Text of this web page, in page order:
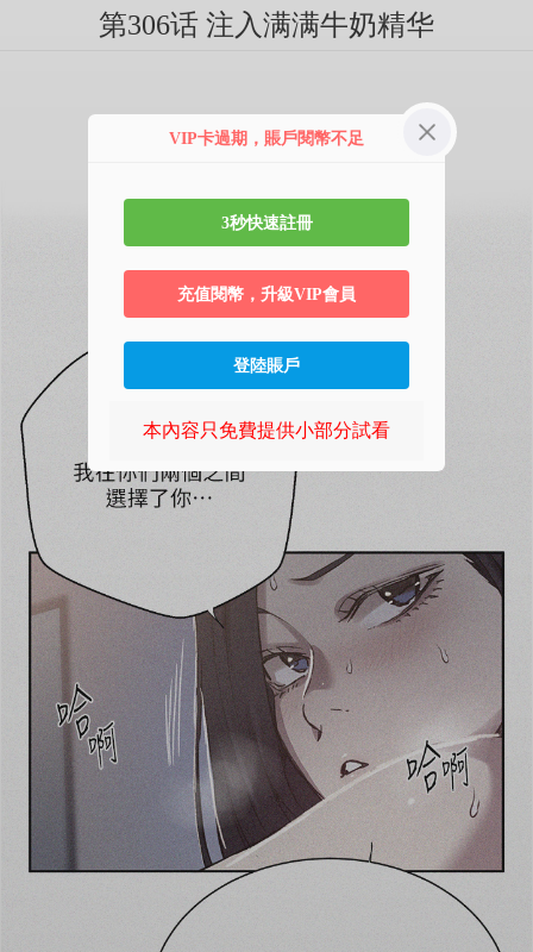
第306话 注入满满牛奶精华
VIP卡過期，賬戶閱幣不足
3秒快速註冊
充值閱幣，升級VIP會員
登陸賬戶
本內容只免費提供小部分試看